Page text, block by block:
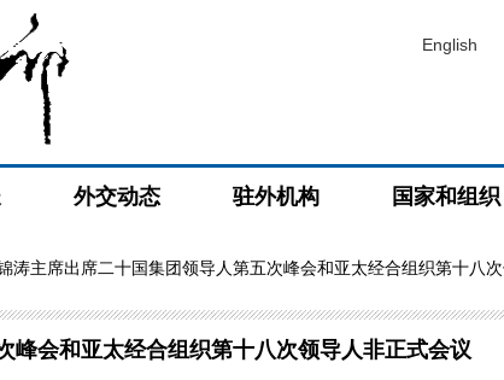
English
外交动态 驻外机构 国家和组织
涛主席出席二十国集团领导人第五次峰会和亚太经合组织第十八
峰会和亚太经合组织第十八次领导人非正式会议